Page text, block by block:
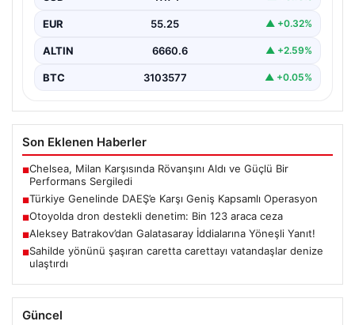
gerçekleştirildi. Jandarma…
EUR 55.25 ▲ +0.32%
ALTIN 6660.6 ▲ +2.59%
BTC 3103577 ▲ +0.05%
Son Eklenen Haberler
■Chelsea, Milan Karşısında Rövanşını Aldı ve Güçlü Bir
Performans Sergiledi
■Türkiye Genelinde DAEŞ’e Karşı Geniş Kapsamlı Operasyon
■Otoyolda dron destekli denetim: Bin 123 araca ceza
■Aleksey Batrakov’dan Galatasaray İddialarına Yöneşli Yanıt!
■Sahilde yönünü şaşıran caretta carettayı vatandaşlar denize
ulaştırdı
Güncel